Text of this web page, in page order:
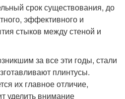
срок существования, до
эффективного и
стыков между стеной и
за все эти годы, стали
плинтусы.
их главное отличие,
уделить внимание